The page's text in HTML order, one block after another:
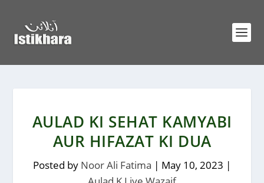
AULAD KI SEHAT KAMYABI
AUR HIFAZAT KI DUA
Posted by Noor Ali Fatima | May 10, 2023 |